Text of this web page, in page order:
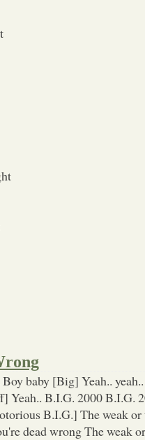
baby [Big] Yeah..
Yeah.. B.I.G. 2000 B.I.G.
B.I.G.] The weak
dead wrong The weak